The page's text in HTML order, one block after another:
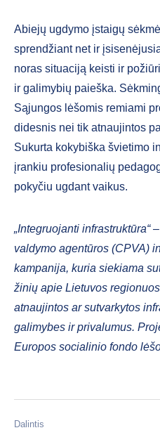
Abiejų ugdymo įstaigų
sprendžiant net ir
noras situaciją keisti ir
ir galimybių paieška.
Sąjungos lėšomis remiami
didesnis nei tik atnaujintos
Sukurta kokybiška švietimo
įrankiu profesionalių
pokyčiu ugdant vaikus.
„Integruojanti infrastruktūra“
valdymo agentūros (CPVA)
kampanija, kuria siekiama
žinių apie Lietuvos
atnaujintos ar sutvarkytos
galimybes ir privalumus.
Europos socialinio fondo
Dalintis